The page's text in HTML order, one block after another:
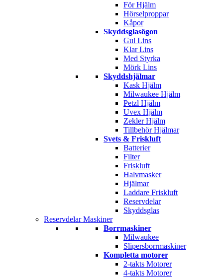
För Hjälm
Hörselproppar
Kåpor
Skyddsglasögon
Gul Lins
Klar Lins
Med Styrka
Mörk Lins
Skyddshjälmar
Kask Hjälm
Milwaukee Hjälm
Petzl Hjälm
Uvex Hjälm
Zekler Hjälm
Tillbehör Hjälmar
Svets & Friskluft
Batterier
Filter
Friskluft
Halvmasker
Hjälmar
Laddare Friskluft
Reservdelar
Skyddsglas
Reservdelar Maskiner
Borrmaskiner
Milwaukee
Slipersborrmaskiner
Kompletta motorer
2-takts Motorer
4-takts Motorer